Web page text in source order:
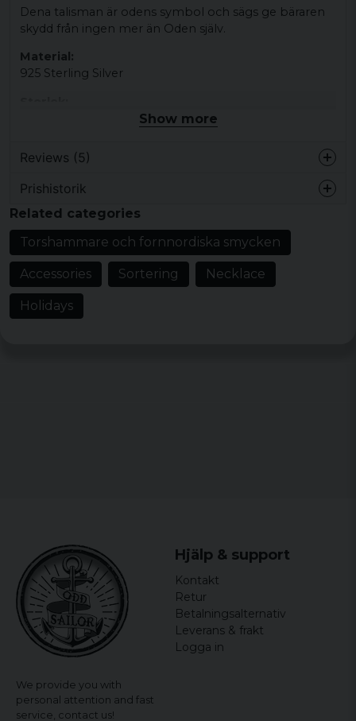
Dena talisman är odens symbol och sägs ge bäraren
skydd från ingen mer än Oden själv.
Material:
925 Sterling Silver
Odens talisman
Läderband ingår
Se andra fornnordiska smycken.
Show more
Reviews (5)
Juan
4 years ago
Mikael
4 years ago
Prishistorik
Related categories
Torshammare och fornnordiska smycken
Accessories Sortering Necklace
Holidays
We provide you with
personal attention and fast
service, contact us!
Hjälp & support
Kontakt
Retur
Betalningsalternativ
Leverans & frakt
Logga in